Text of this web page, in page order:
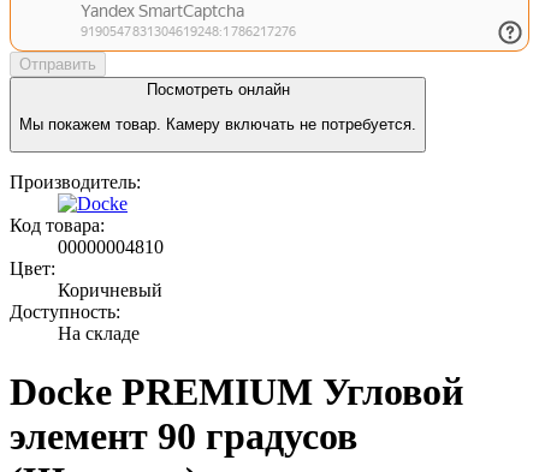
Отправить
Посмотреть онлайн
Мы покажем товар. Камеру включать не потребуется.
Производитель:
Код товара:
00000004810
Цвет:
Коричневый
Доступность:
На складе
Docke PREMIUM Угловой
элемент 90 градусов